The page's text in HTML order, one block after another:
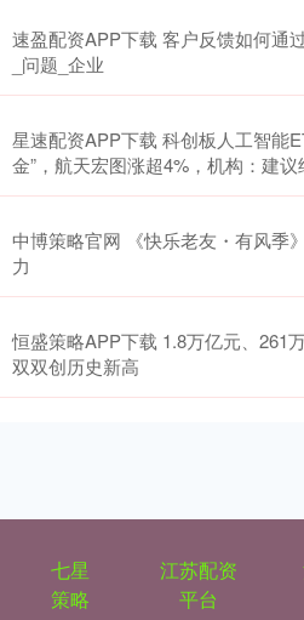
速盈配资APP下载 客户反馈如何通
_问题_企业
星速配资APP下载 科创板人工智能
金”，航天宏图涨超4%，机构：建议
中博策略官网 《快乐老友・有风季
力
恒盛策略APP下载 1.8万亿元、261
双双创历史新高
七星
策略
江苏配资
平台